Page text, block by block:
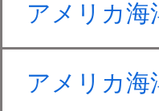
アメリカ海
アメリカ海